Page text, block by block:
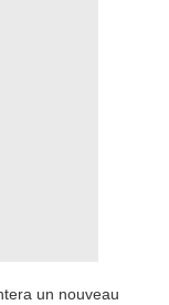
un nouveau